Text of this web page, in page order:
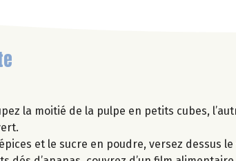
la moitié de la pulpe en petits cubes,
et le sucre en poudre, versez dessus